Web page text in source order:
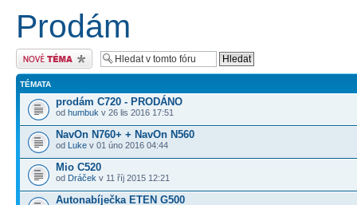
Prodám
Odeslat nové téma
TÉMATA
prodám C720 - PRODÁNO
od humbuk v 26 lis 2016 17:51
NavOn N760+ + NavOn N560
od Luke v 01 úno 2016 04:44
Mio C520
od Dráček v 11 říj 2015 12:21
Autonabíječka ETEN G500